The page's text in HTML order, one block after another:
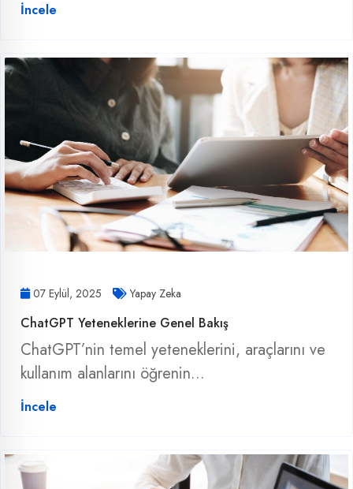
İncele
07 Eylül, 2025 Yapay Zeka
ChatGPT Yeteneklerine Genel Bakış
ChatGPT’nin temel yeteneklerini, araçlarını ve
kullanım alanlarını öğrenin...
İncele